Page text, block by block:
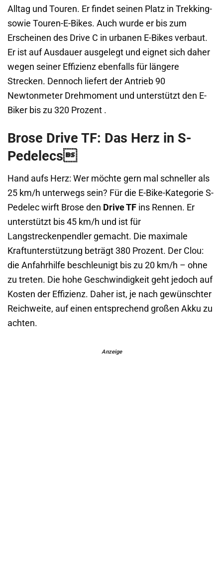
Alltag und Touren. Er findet seinen Platz in Trekking-
sowie Touren-E-Bikes. Auch wurde er bis zum
Erscheinen des Drive C in urbanen E-Bikes verbaut.
Er ist auf Ausdauer ausgelegt und eignet sich daher
wegen seiner Effizienz ebenfalls für längere
Strecken. Dennoch liefert der Antrieb 90
Newtonmeter Drehmoment und unterstützt den E-
Biker bis zu 320 Prozent .
Brose Drive TF: Das Herz in S-
Pedelecs
Hand aufs Herz: Wer möchte gern mal schneller als
25 km/h unterwegs sein? Für die E-Bike-Kategorie S-
Pedelec wirft Brose den Drive TF ins Rennen. Er
unterstützt bis 45 km/h und ist für
Langstreckenpendler gemacht. Die maximale
Kraftunterstützung beträgt 380 Prozent. Der Clou:
die Anfahrhilfe beschleunigt bis zu 20 km/h – ohne
zu treten. Die hohe Geschwindigkeit geht jedoch auf
Kosten der Effizienz. Daher ist, je nach gewünschter
Reichweite, auf einen entsprechend großen Akku zu
achten.
Anzeige